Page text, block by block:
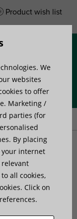
Product wish list
We
websites
to offer
Marketing /
parties (for
By placing
your internet
relevant
all cookies,
Click on